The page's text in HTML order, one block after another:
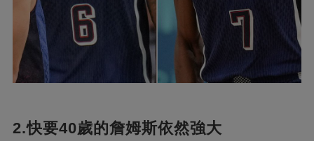
2.快要40歲的詹姆斯依然強大